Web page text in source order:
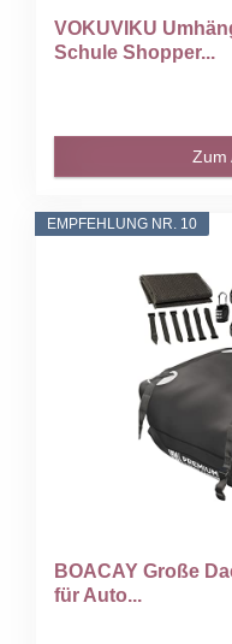
VOKUVIKU
Schule Shopper...
Zum
EMPFEHLUNG NR. 10
BOACAY Große
für Auto...